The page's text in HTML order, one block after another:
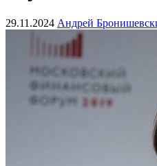
29.11.2024 Андрей